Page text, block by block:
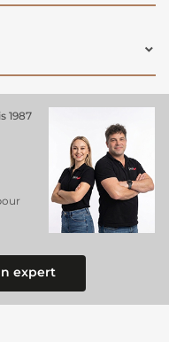
1987
expert